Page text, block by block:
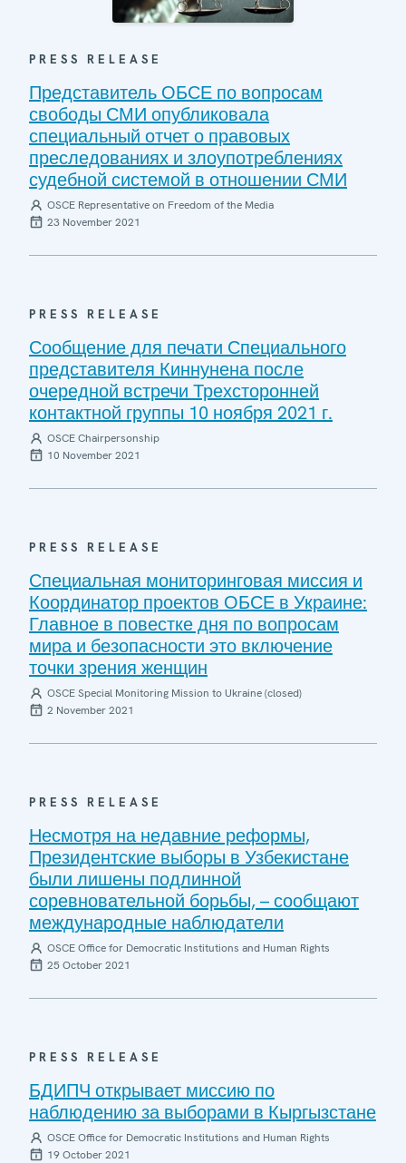
PRESS RELEASE
Представитель ОБСЕ по вопросам
свободы СМИ опубликовала
специальный отчет о правовых
преследованиях и злоупотреблениях
судебной системой в отношении СМИ
OSCE Representative on Freedom of the Media
23 November 2021
PRESS RELEASE
Сообщение для печати Специального
представителя Киннунена после
очередной встречи Трехсторонней
контактной группы 10 ноября 2021 г.
OSCE Chairpersonship
10 November 2021
PRESS RELEASE
Специальная мониторинговая миссия и
Координатор проектов ОБСЕ в Украине:
Главное в повестке дня по вопросам
мира и безопасности это включение
точки зрения женщин
OSCE Special Monitoring Mission to Ukraine (closed)
2 November 2021
PRESS RELEASE
Несмотря на недавние реформы,
Президентские выборы в Узбекистане
были лишены подлинной
соревновательной борьбы, – сообщают
международные наблюдатели
OSCE Office for Democratic Institutions and Human Rights
25 October 2021
PRESS RELEASE
БДИПЧ открывает миссию по
наблюдению за выборами в Кыргызстане
OSCE Office for Democratic Institutions and Human Rights
19 October 2021